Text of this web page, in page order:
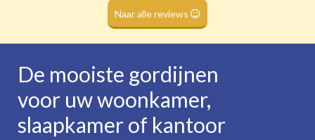
(dubbele tunnel)
Naar alle reviews
De mooiste gordijnen
voor uw woonkamer,
slaapkamer of kantoor